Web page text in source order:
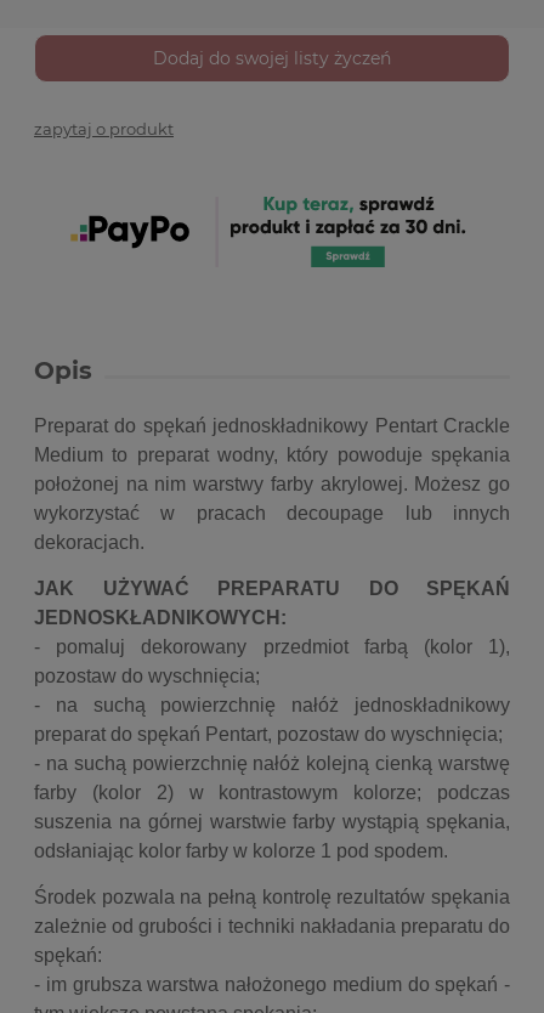
Dodaj do swojej listy życzeń
zapytaj o produkt
Opis
Preparat do spękań jednoskładnikowy Pentart Crackle
Medium to preparat wodny, który powoduje spękania
położonej na nim warstwy farby akrylowej. Możesz go
wykorzystać w pracach decoupage lub innych
dekoracjach.
JAK UŻYWAĆ PREPARATU DO SPĘKAŃ
JEDNOSKŁADNIKOWYCH:
- pomaluj dekorowany przedmiot farbą (kolor 1),
pozostaw do wyschnięcia;
- na suchą powierzchnię nałóż jednoskładnikowy
preparat do spękań Pentart, pozostaw do wyschnięcia;
- na suchą powierzchnię nałóż kolejną cienką warstwę
farby (kolor 2) w kontrastowym kolorze; podczas
suszenia na górnej warstwie farby wystąpią spękania,
odsłaniając kolor farby w kolorze 1 pod spodem.
Środek pozwala na pełną kontrolę rezultatów spękania
zależnie od grubości i techniki nakładania preparatu do
spękań:
- im grubsza warstwa nałożonego medium do spękań -